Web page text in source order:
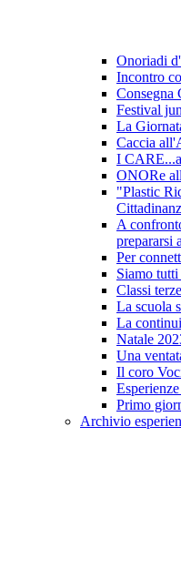
Onoriadi
Incontro
Consegna
Festival
La
Caccia
I
ONORe
"Plastic
A
prepararsi
Per
Siamo
Classi
La scuola
La
Natale
Una
Il coro
Primo
Archivio